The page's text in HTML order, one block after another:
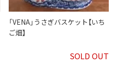
「VENA」うさぎバスケット【いち
ご畑】
SOLD OUT